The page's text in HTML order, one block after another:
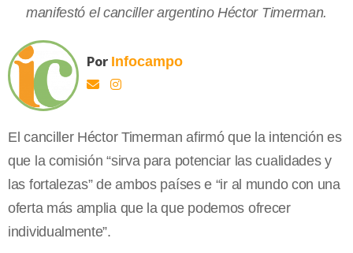
manifestó el canciller argentino Héctor Timerman.
Por Infocampo
El canciller Héctor Timerman afirmó que la intención es
que la comisión “sirva para potenciar las cualidades y
las fortalezas” de ambos países e “ir al mundo con una
oferta más amplia que la que podemos ofrecer
individualmente”.